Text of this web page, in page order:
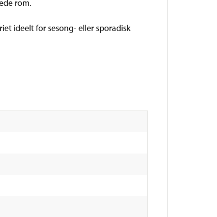
rom.
ideelt for sesong- eller sporadisk